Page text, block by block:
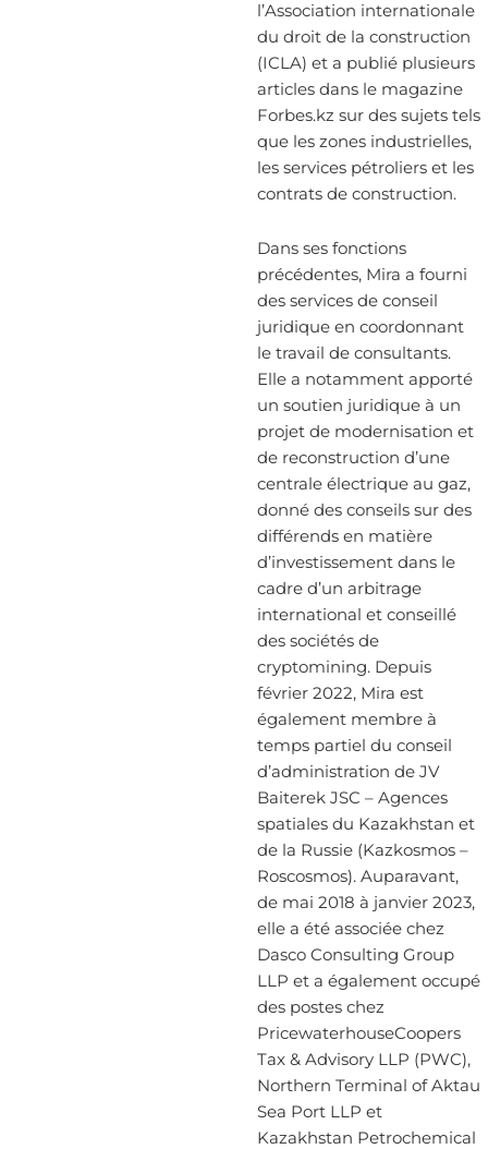
l’Association internationale
du droit de la construction
(ICLA) et a publié plusieurs
articles dans le magazine
Forbes.kz sur des sujets tels
que les zones industrielles,
les services pétroliers et les
contrats de construction.
Dans ses fonctions
précédentes, Mira a fourni
des services de conseil
juridique en coordonnant
le travail de consultants.
Elle a notamment apporté
un soutien juridique à un
projet de modernisation et
de reconstruction d’une
centrale électrique au gaz,
donné des conseils sur des
différends en matière
d’investissement dans le
cadre d’un arbitrage
international et conseillé
des sociétés de
cryptomining. Depuis
février 2022, Mira est
également membre à
temps partiel du conseil
d’administration de JV
Baiterek JSC – Agences
spatiales du Kazakhstan et
de la Russie (Kazkosmos –
Roscosmos). Auparavant,
de mai 2018 à janvier 2023,
elle a été associée chez
Dasco Consulting Group
LLP et a également occupé
des postes chez
PricewaterhouseCoopers
Tax & Advisory LLP (PWC),
Northern Terminal of Aktau
Sea Port LLP et
Kazakhstan Petrochemical